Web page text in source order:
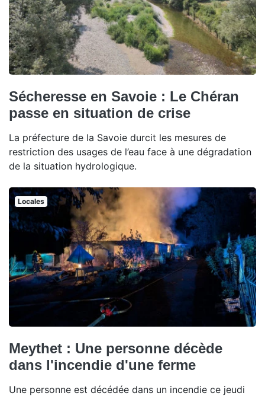
Sécheresse en Savoie : Le Chéran
passe en situation de crise
La préfecture de la Savoie durcit les mesures de
restriction des usages de l’eau face à une dégradation
de la situation hydrologique.
Locales
Meythet : Une personne décède
dans l'incendie d'une ferme
Une personne est décédée dans un incendie ce jeudi